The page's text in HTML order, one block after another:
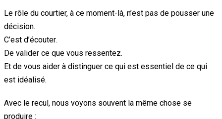
Le rôle du courtier, à ce moment-là, n’est pas de pousser une
décision.
C’est d’écouter.
De valider ce que vous ressentez.
Et de vous aider à distinguer ce qui est essentiel de ce qui
est idéalisé.
Avec le recul, nous voyons souvent la même chose se
produire :